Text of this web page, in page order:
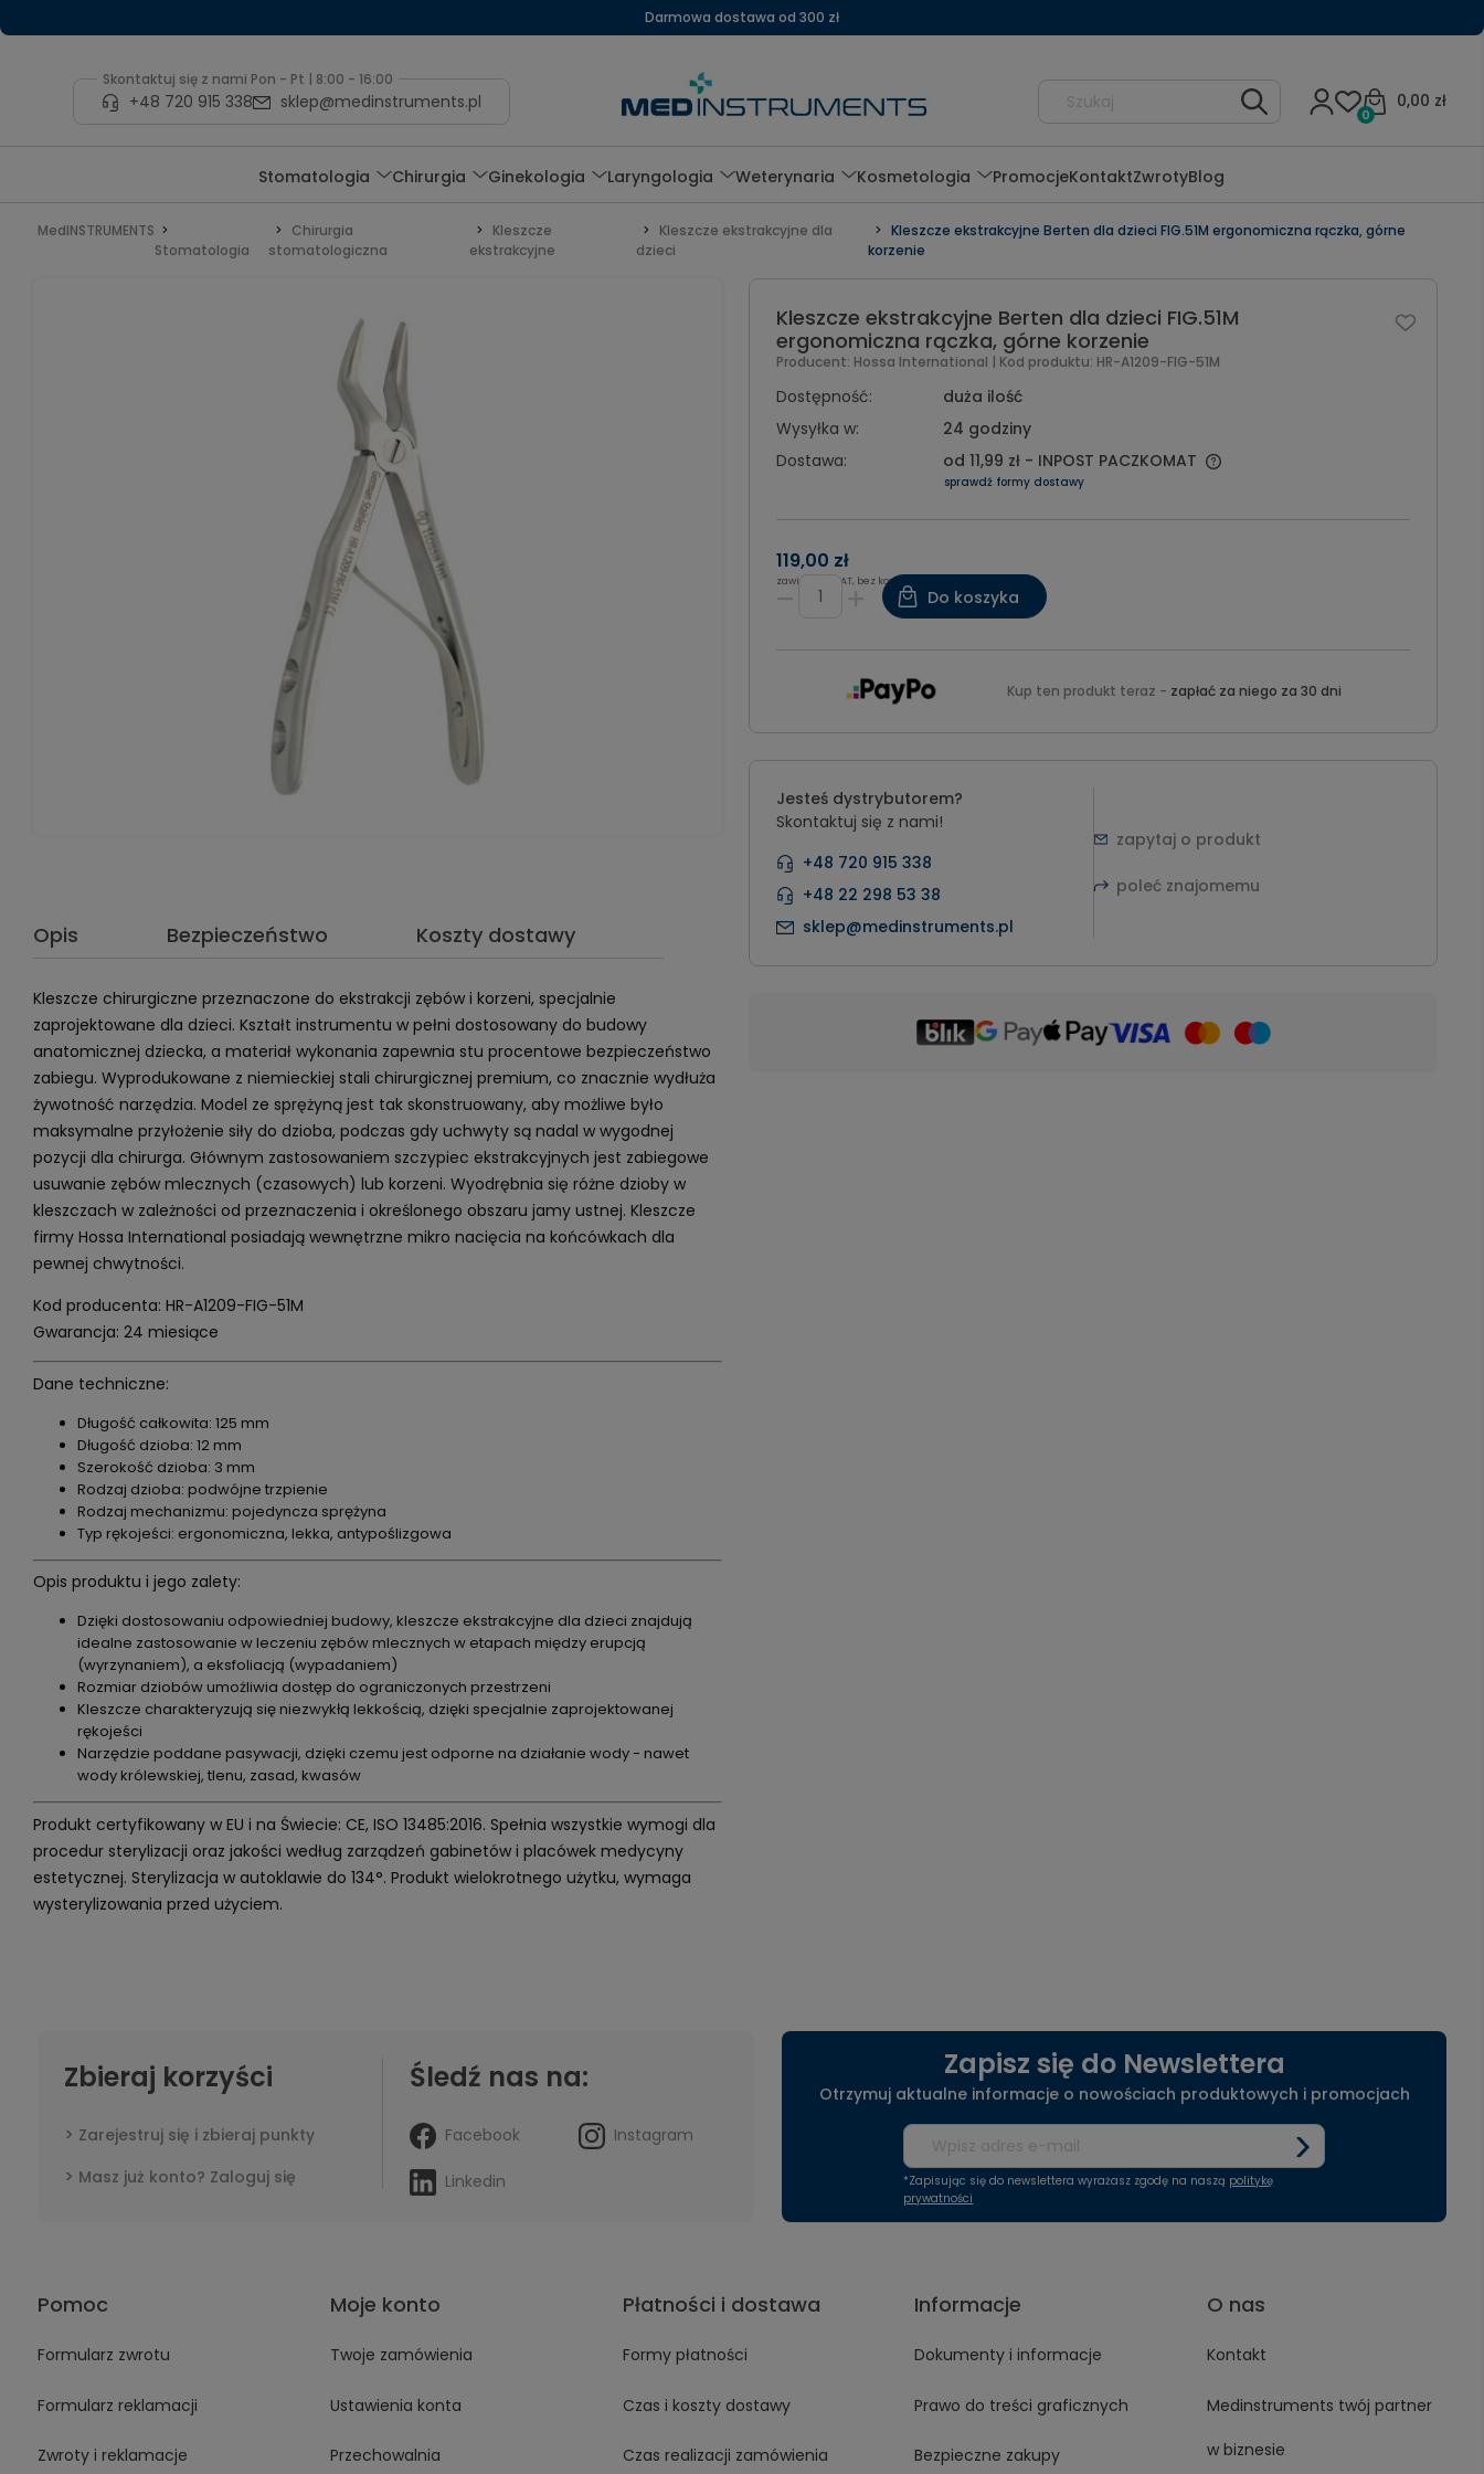
Darmowa dostawa od 300 zł
Skontaktuj się z nami Pon - Pt | 8:00 - 16:00
+48 720 915 338 sklep@medinstruments.pl 0,00 zł
0
Stomatologia Chirurgia Ginekologia Laryngologia Weterynaria Kosmetologia PromocjeKontaktZwrotyBlog
MedINSTRUMENTS
Stomatologia
Chirurgia
stomatologiczna
Kleszcze
ekstrakcyjne
Kleszcze ekstrakcyjne dla
dzieci
Kleszcze ekstrakcyjne Berten dla dzieci FIG.51M ergonomiczna rączka, górne
korzenie
Opis Bezpieczeństwo Koszty dostawy
Kleszcze chirurgiczne przeznaczone do ekstrakcji zębów i korzeni, specjalnie
zaprojektowane dla dzieci. Kształt instrumentu w pełni dostosowany do budowy
anatomicznej dziecka, a materiał wykonania zapewnia stu procentowe bezpieczeństwo
zabiegu. Wyprodukowane z niemieckiej stali chirurgicznej premium, co znacznie wydłuża
żywotność narzędzia. Model ze sprężyną jest tak skonstruowany, aby możliwe było
maksymalne przyłożenie siły do dzioba, podczas gdy uchwyty są nadal w wygodnej
pozycji dla chirurga. Głównym zastosowaniem szczypiec ekstrakcyjnych jest zabiegowe
usuwanie zębów mlecznych (czasowych) lub korzeni. Wyodrębnia się różne dzioby w
kleszczach w zależności od przeznaczenia i określonego obszaru jamy ustnej. Kleszcze
firmy Hossa International posiadają wewnętrzne mikro nacięcia na końcówkach dla
pewnej chwytności.
Kod producenta: HR-A1209-FIG-51M
Gwarancja: 24 miesiące
Dane techniczne:
Długość całkowita: 125 mm
Długość dzioba: 12 mm
Szerokość dzioba: 3 mm
Rodzaj dzioba: podwójne trzpienie
Rodzaj mechanizmu: pojedyncza sprężyna
Typ rękojeści: ergonomiczna, lekka, antypoślizgowa
Opis produktu i jego zalety:
Dzięki dostosowaniu odpowiedniej budowy, kleszcze ekstrakcyjne dla dzieci znajdują
idealne zastosowanie w leczeniu zębów mlecznych w etapach między erupcją
(wyrzynaniem), a eksfoliacją (wypadaniem)
Rozmiar dziobów umożliwia dostęp do ograniczonych przestrzeni
Kleszcze charakteryzują się niezwykłą lekkością, dzięki specjalnie zaprojektowanej
rękojeści
Narzędzie poddane pasywacji, dzięki czemu jest odporne na działanie wody - nawet
wody królewskiej, tlenu, zasad, kwasów
Produkt certyfikowany w EU i na Świecie: CE, ISO 13485:2016. Spełnia wszystkie wymogi dla
procedur sterylizacji oraz jakości według zarządzeń gabinetów i placówek medycyny
estetycznej. Sterylizacja w autoklawie do 134°. Produkt wielokrotnego użytku, wymaga
wysterylizowania przed użyciem.
Kleszcze ekstrakcyjne Berten dla dzieci FIG.51M
ergonomiczna rączka, górne korzenie
Producent: Hossa International | Kod produktu: HR-A1209-FIG-51M
Dostępność:
duża ilość
Wysyłka w:
24 godziny
Dostawa:
od 11,99 zł - INPOST PACZKOMAT
sprawdź formy dostawy
119,00 zł
zawiera 8% VAT, bez kosztów dostawy
Do koszyka
Kup ten produkt teraz - zapłać za niego za 30 dni
Jesteś dystrybutorem?
Skontaktuj się z nami!
+48 720 915 338
+48 22 298 53 38
sklep@medinstruments.pl
zapytaj o produkt
poleć znajomemu
Zbieraj korzyści
Zarejestruj się i zbieraj punkty
Masz już konto? Zaloguj się
Śledź nas na:
Facebook Instagram
Linkedin
Zapisz się do Newslettera
Otrzymuj aktualne informacje o nowościach produktowych i promocjach
*Zapisując się do newslettera wyrażasz zgodę na naszą politykę
prywatności
Pomoc
Formularz zwrotu
Formularz reklamacji
Zwroty i reklamacje
Moje konto
Twoje zamówienia
Ustawienia konta
Przechowalnia
Płatności i dostawa
Formy płatności
Czas i koszty dostawy
Czas realizacji zamówienia
Informacje
Dokumenty i informacje
Prawo do treści graficznych
Bezpieczne zakupy
O nas
Kontakt
Medinstruments twój partner
w biznesie